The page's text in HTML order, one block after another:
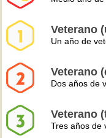
Veterano
Un año de
Veterano
Dos años de
Veterano
Tres años de